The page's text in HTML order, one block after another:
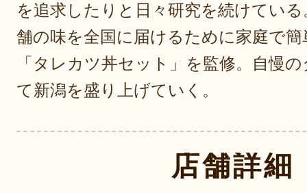
を追求したりと日々研究を続けてい
舗の味を全国に届けるために家庭で
「タレカツ丼セット」を監修。自慢
て新潟を盛り上げていく。
店舗詳細